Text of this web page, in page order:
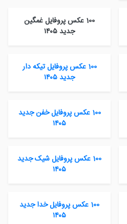
100 عکس پروفایل غمگین
جدید ۱۴۰۵
100 عکس پروفایل تیکه دار
جدید ۱۴۰۵
100 عکس پروفایل خفن جدید
۱۴۰۵
100 عکس پروفایل شیک جدید
۱۴۰۵
100 عکس پروفایل خدا جدید
۱۴۰۵